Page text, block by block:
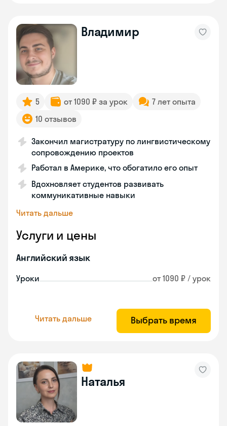
Владимир
5 от 1090 ₽ за урок
7 лет опыта
10 отзывов
Закончил магистратуру по лингвистическому
сопровождению проектов
Работал в Америке, что обогатило его опыт
Вдохновляет студентов развивать
коммуникативные навыки
Читать дальше
Услуги и цены
Английский язык
Уроки от 1090 ₽ / урок
Читать дальше Выбрать время
Наталья